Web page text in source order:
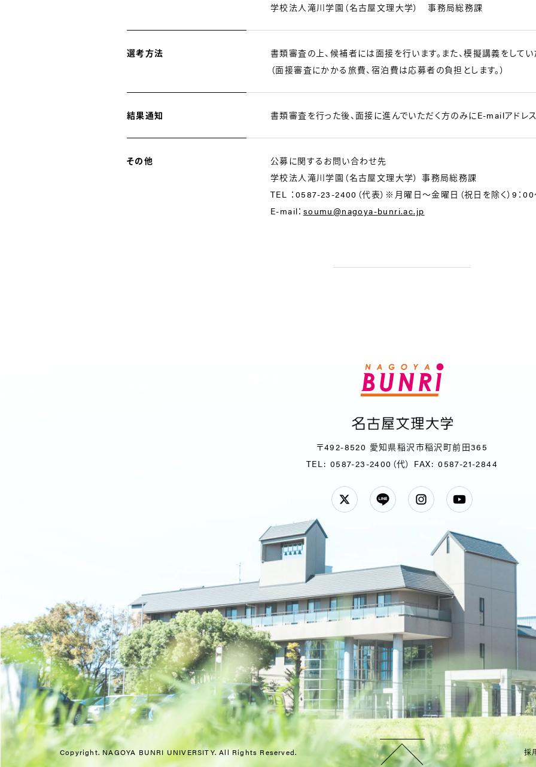
学校法人滝川学園（名古屋文理大学） 事務局総務課
選考方法
書類審査の上、候補者には面接を行います。また、模擬講義をしてい
（面接審査にかかる旅費、宿泊費は応募者の負担とします。）
結果通知 書類審査を行った後、面接に進んでいただく方のみにE-mailアドレ
その他
公募に関するお問い合わせ先
学校法人滝川学園（名古屋文理大学） 事務局総務課
TEL ：0587-23-2400（代表）※月曜日～金曜日（祝日を除く）9：00
E-mail： soumu@nagoya-bunri.ac.jp
〒492-8520 愛知県稲沢市稲沢町前田365
TEL: 0587-23-2400（代） FAX: 0587-21-2844
採
Copyright. NAGOYA BUNRI UNIVERSITY.All Rights Reserved.